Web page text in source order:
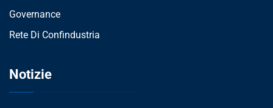
Governance
Rete Di Confindustria
Notizie